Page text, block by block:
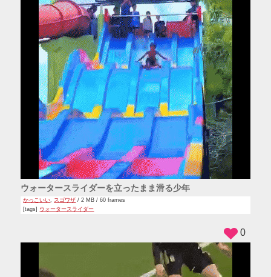
ウォータースライダーを立ったまま滑る少年
かっこいい, スゴワザ / 2 MB / 60 frames
[tags] ウォータースライダー
0